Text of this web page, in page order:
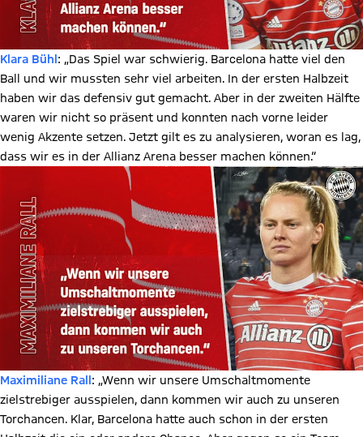
Klara Bühl : „Das Spiel war schwierig. Barcelona hatte viel den
Ball und wir mussten sehr viel arbeiten. In der ersten Halbzeit
haben wir das defensiv gut gemacht. Aber in der zweiten Hälfte
waren wir nicht so präsent und konnten nach vorne leider
wenig Akzente setzen. Jetzt gilt es zu analysieren, woran es lag,
dass wir es in der Allianz Arena besser machen können.“
Maximiliane Rall : „Wenn wir unsere Umschaltmomente
zielstrebiger ausspielen, dann kommen wir auch zu unseren
Torchancen. Klar, Barcelona hatte auch schon in der ersten